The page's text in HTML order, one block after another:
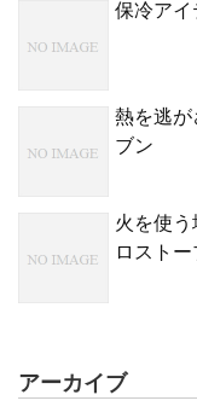
保冷アイ
熱を逃が
ブン
火を使
ロスト
アーカイブ